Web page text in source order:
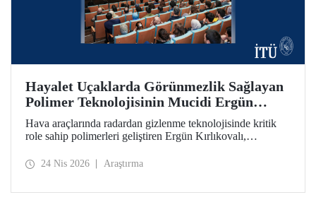
Hayalet Uçaklarda Görünmezlik Sağlayan
Polimer Teknolojisinin Mucidi Ergün
Kırlıkovalı, İTÜ’deydi
Hava araçlarında radardan gizlenme teknolojisinde kritik
role sahip polimerleri geliştiren Ergün Kırlıkovalı,
İTÜ’lülerle bir araya geldi.
24 Nis 2026 Araştırma